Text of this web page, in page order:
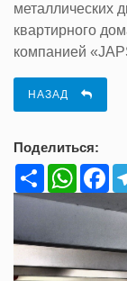
металлических
квартирного
компанией
НАЗАД
Поделиться:
Share